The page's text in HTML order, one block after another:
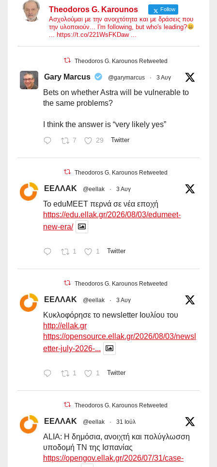
Theodoros G. Karounos Follow
Ασχολούμαι με την ανοιχτότητα και με δράσεις που
την υλοποιούν... I'm following, but who's leading?
... https://t.co/221WsFKDaw ...
Theodoros G. Karounos Retweeted
Gary Marcus @garymarcus · 3 Αυγ
Bets on whether Astra will be vulnerable to
the same problems?
I think the answer is “very likely yes”
7 29 Twitter
Theodoros G. Karounos Retweeted
ΕΕΛΛΑΚ @eellak · 3 Αυγ
Το eduMEET περνά σε νέα εποχή
https://edu.ellak.gr/2026/08/03/edumeet-
new-era/
1 1 Twitter
Theodoros G. Karounos Retweeted
ΕΕΛΛΑΚ @eellak · 3 Αυγ
Κυκλοφόρησε το newsletter Ιουλίου του
http://ellak.gr
https://opensource.ellak.gr/2026/08/03/newsl
etter-july-2026-...
1 1 Twitter
Theodoros G. Karounos Retweeted
ΕΕΛΛΑΚ @eellak · 31 Ιούλ
ALIA: Η δημόσια, ανοιχτή και πολύγλωσση
υποδομή ΤΝ της Ισπανίας
https://opengov.ellak.gr/2026/07/31/case-